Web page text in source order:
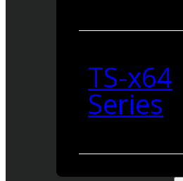
TS-x64
Series